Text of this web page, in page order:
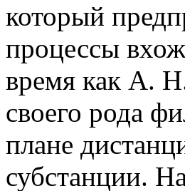
который
процессы
время как А.
своего рода
плане
субстанции.